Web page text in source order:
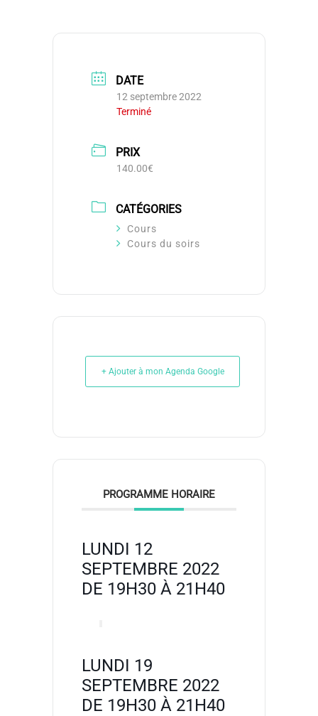
DATE
12 septembre 2022
Terminé
PRIX
140.00€
CATÉGORIES
Cours
Cours du soirs
+ Ajouter à mon Agenda Google
PROGRAMME HORAIRE
LUNDI 12
SEPTEMBRE 2022
DE 19H30 À 21H40
LUNDI 19
SEPTEMBRE 2022
DE 19H30 À 21H40